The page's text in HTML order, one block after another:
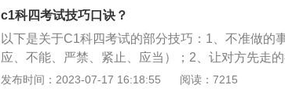
灯出库顺回正。曲线行驶：曲线行驶要小心，一圈
点，保证车尾不出线。
c1科四考试技巧口诀？
以下是关于C1科四考试的部分技巧：1、不准做的
应、不能、严禁、紧止、应当）；2、让对方先走
行、礼让通行、减速避让）；3、慢的都对（缓慢
发布时间：2023-07-17 16:18:55 阅读：7215